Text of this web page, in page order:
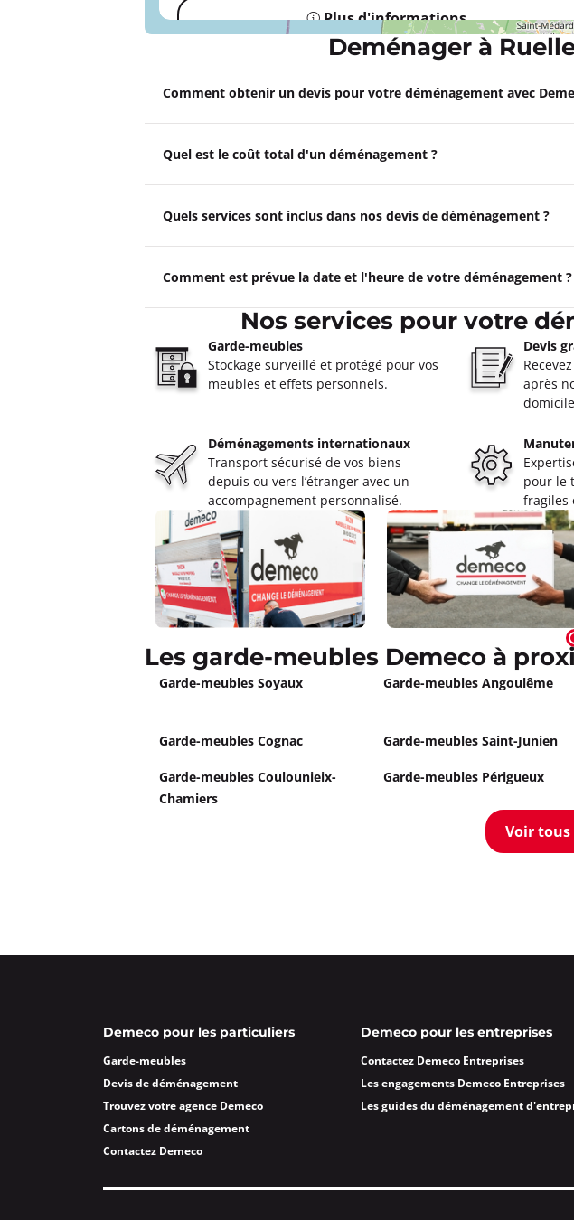
Plus d'informations
Appeler
Deménager à
Comment obtenir un devis pour votre déménagement avec
Quel est le coût total d'un déménagement ?
Quels services sont inclus dans nos devis de déménagement ?
Comment est prévue la date et l'heure de votre déménagement ?
Nos services pour votre
Garde-meubles
Stockage surveillé et protégé pour vos
meubles et effets personnels.
Devis
après
Déménagements internationaux
Transport sécurisé de vos biens
depuis ou vers l’étranger avec un
accompagnement personnalisé.
pour le
fragiles
Les garde-meubles Demeco à
Garde-meubles Soyaux Garde-meubles Angoulême
Garde-meubles Cognac Garde-meubles Saint-Junien
Garde-meubles Coulounieix-
Chamiers
Garde-meubles Périgueux
Voir tous
Demeco pour les particuliers
Garde-meubles
Devis de déménagement
Trouvez votre agence Demeco
Cartons de déménagement
Contactez Demeco
Demeco pour les entreprises
Contactez Demeco Entreprises
Les engagements Demeco Entreprises
Les guides du déménagement